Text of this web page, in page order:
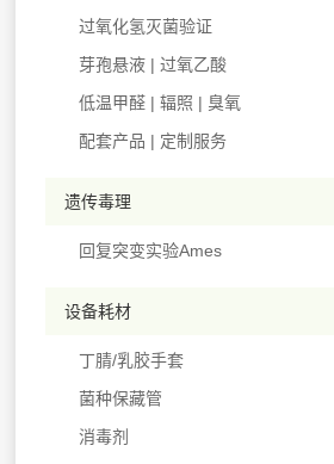
过氧化氢灭菌验证
芽孢悬液 | 过氧乙酸
低温甲醛 | 辐照 | 臭氧
配套产品 | 定制服务
遗传毒理
回复突变实验Ames
设备耗材
丁腈/乳胶手套
菌种保藏管
消毒剂